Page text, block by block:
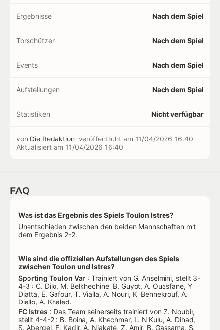
Ergebnisse Nach dem Spiel
Torschützen Nach dem Spiel
Events Nach dem Spiel
Aufstellungen Nach dem Spiel
Statistiken Nicht verfügbar
von Die Redaktion veröffentlicht am 11/04/2026 16:40
Aktualisiert am 11/04/2026 16:40
FAQ
Was ist das Ergebnis des Spiels Toulon Istres?
Unentschieden zwischen den beiden Mannschaften mit
dem Ergebnis 2-2.
Wie sind die offiziellen Aufstellungen des Spiels
zwischen Toulon und Istres?
Sporting Toulon Var : Trainiert von G. Anselmini, stellt 3-
4-3 : C. Dilo, M. Belkhechine, B. Guyot, A. Ouasfane, Y.
Diatta, E. Gafour, T. Vialla, A. Nouri, K. Bennekrouf, A.
Diallo, A. Khaled.
FC Istres : Das Team seinerseits trainiert von Z. Noubir,
stellt 4-4-2 : B. Boina, A. Khechmar, L. N'Kulu, A. Dihad,
S. Abergel, F. Kadir, A. Niakaté, Z. Amir, B. Gassama, S.